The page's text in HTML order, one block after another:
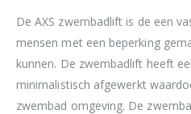
De AXS zwembadlift is de een
mensen met een beperking
kunnen. De zwembadlift heeft
minimalistisch afgewerkt
zwembad omgeving. De